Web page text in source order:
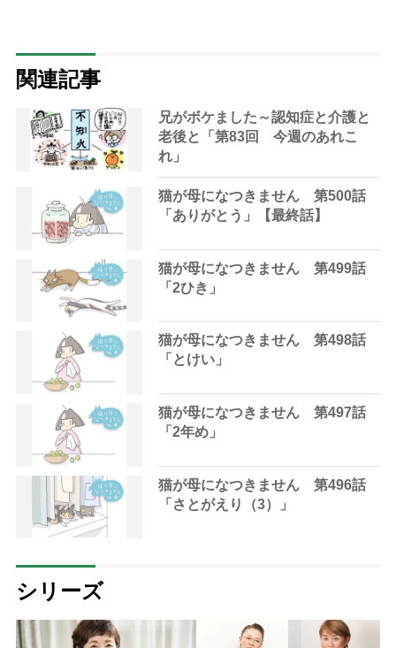
関連記事
兄がボケました～認知症と介護と
老後と「第83回 今週のあれこ
れ」
猫が母になつきません 第500話
「ありがとう」【最終話】
猫が母になつきません 第499話
「2ひき」
猫が母になつきません 第498話
「とけい」
猫が母になつきません 第497話
「2年め」
猫が母になつきません 第496話
「さとがえり（3）」
シリーズ